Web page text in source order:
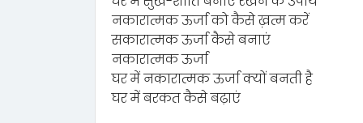
नकारात्मक ऊर्जा को कैसे ख़त्म करें
सकारात्मक ऊर्जा कैसे बनाएं
नकारात्मक ऊर्जा
घर में नकारात्मक ऊर्जा क्यों बनती है
घर में बरकत कैसे बढ़ाएं